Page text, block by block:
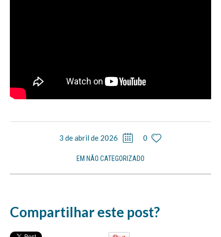
3 de abril de 2026 0
EM NÃO CATEGORIZADO
Compartilhar este post?